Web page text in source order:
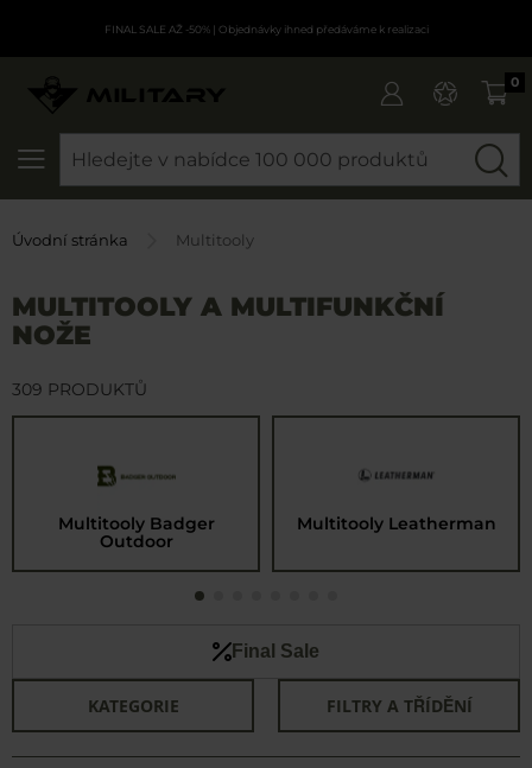
FINAL SALE AŽ -50%| Objednávky ihned předáváme k realizaci
0
Úvodní stránka Multitooly
MULTITOOLY A MULTIFUNKČNÍ
NOŽE
Multitooly Badger
Outdoor
Multitooly Leatherman
Final Sale
KATEGORIE FILTRY A TŘÍDĚNÍ
309 PRODUKTŮ